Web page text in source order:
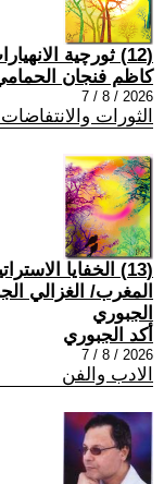
(12) ثورچية الانهيارات المتراكمة
كاظم فنجان
2026 / 8 / 7
الثورات
(13) الخفايا
المغرب/ الغزالي
الجبوري
أكد الجبوري
2026 / 8 / 7
الادب والفن